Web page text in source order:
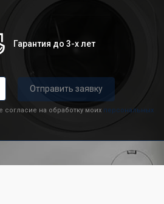
Гарантия до 3-х лет
Отправить заявку
на обработку моих персональных